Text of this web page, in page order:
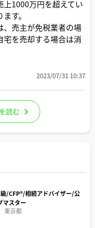
1000万円を超えてい
す。
、売主が免税業者の場
を売却する場合は消
2023/07/31 10:37
読む
/CFP®️/相続アドバイザー/公
マスター
東京都